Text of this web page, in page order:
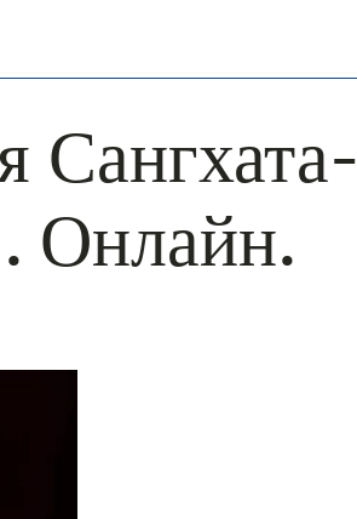
Сангхата-
Онлайн.